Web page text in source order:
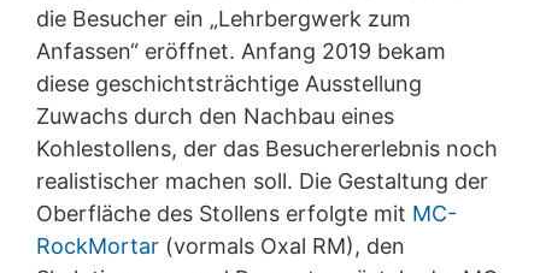
die Besucher ein „Lehrbergwerk zum
Anfassen“ eröffnet. Anfang 2019 bekam
diese geschichtsträchtige Ausstellung
Zuwachs durch den Nachbau eines
Kohlestollens, der das Besuchererlebnis noch
realistischer machen soll. Die Gestaltung der
Oberfläche des Stollens erfolgte mit MC-
RockMortar (vormals Oxal RM), den
er/6004245?hl=de
Auftragsdatenverarbeitung
Wir haben mit Google einen Vertrag zur
Auftragsdatenverarbeitung abgeschlossen und setzen
die strengen Vorgaben der deutschen
Datenschutzbehörden bei der Nutzung von Google
Analytics vollständig um.
YouTube
Unsere Website nutzt Plugins der von Google